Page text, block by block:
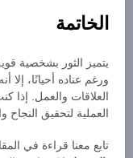
الخاتمة
يتميز الثور بشخصية
ورغم عناده أحيانًا، إلا
العلاقات والعمل. إذا
العملية لتحقيق النجاح
تابع معنا قراءة في